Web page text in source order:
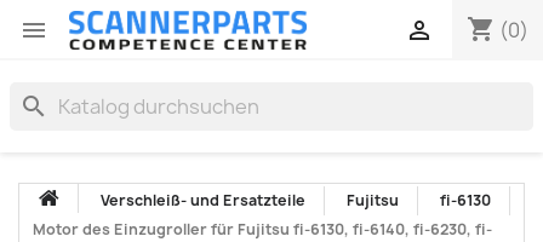
 shopping_cart (0)

search
Verschleiß- und Ersatzteile Fujitsu
fi-6130
Motor des Einzugroller für Fujitsu fi-6130, fi-6140, fi-6230, fi-